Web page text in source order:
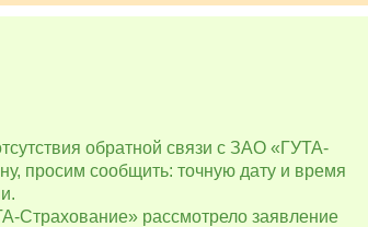
обратной связи с ЗАО «ГУТА-
просим сообщить: точную дату и время
Страхование» рассмотрело заявление